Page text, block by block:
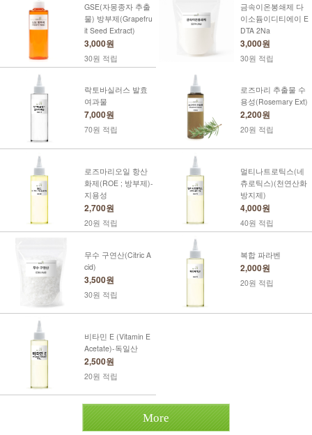
GSE(자몽종자 추출
물) 방부제(Grapefru
it Seed Extract)
3,000원
30원 적립
금속이온봉쇄제 다
이소듐이디티에이 E
DTA 2Na
3,000원
30원 적립
락토바실러스 발효
여과물
7,000원
70원 적립
로즈마리 추출물 수
용성(Rosemary Ext)
2,200원
20원 적립
로즈마리오일 항산
화제(ROE ; 방부제)-
지용성
2,700원
20원 적립
멀티나트로틱스(네
츄로틱스)(천연산화
방지제)
4,000원
40원 적립
무수 구연산(Citric A
cid)
3,500원
30원 적립
복합 파라벤
2,000원
20원 적립
비타민 E (Vitamin E
Acetate)-독일산
2,500원
20원 적립
More